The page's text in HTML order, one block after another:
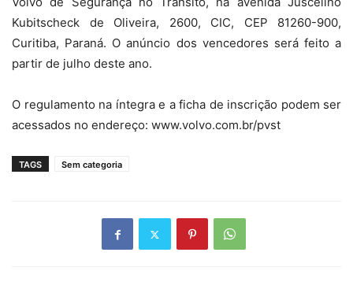
Kubitscheck de Oliveira, 2600, CIC, CEP 81260-900,
Curitiba, Paraná. O anúncio dos vencedores será feito a
partir de julho deste ano.
O regulamento na íntegra e a ficha de inscrição podem ser
acessados no endereço: www.volvo.com.br/pvst
TAGS Sem categoria